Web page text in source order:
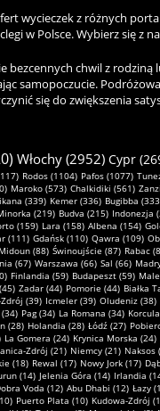
wycieczek z różnych
w Polsce. Wybierz się z
chwil z
samopoczucie.
się do zwiększenia
Włochy (2952) Cypr
Rodos (1104) Pafos (1077)
Maroko (573) Chalkidiki (561)
(339) Kemer (336) Bugibba
(219) Budva (215) Indonezja
(159) Lara (158) Albena (154)
(111) Gdańsk (110) Qawra (109)
Midoun (88) Świnoujście (87) Rabac
(67) Warszawa (66) Sal (66)
Finlandia (59) Budapeszt (59)
Zadar (44) Pomorie (44) Białka
(39) Icmeler (39) Oludeniz (38)
(34) Pag (34) La Romana (34)
(28) Holandia (28) Łódź (27)
La Gomera (24) Krynica Morska (24)
Zdrój (21) Niemcy (21) Naksos
(18) Rewal (17) Nowy Jork (17)
(14) Jelenia Góra (14) Irlandia
Voda (12) Abu Dhabi (12) Łazy
Puerto Plata (10) Kudowa-Zdrój